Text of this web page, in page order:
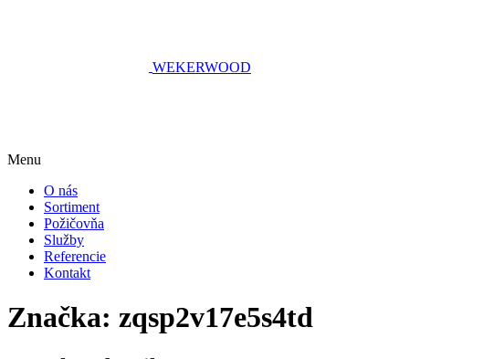
WEKERWOOD
Menu
O nás
Sortiment
Požičovňa
Služby
Referencie
Kontakt
Značka: zqsp2v17e5s4td